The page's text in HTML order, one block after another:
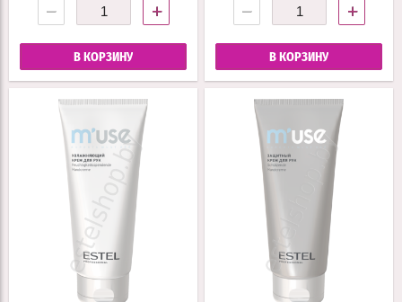
− +
В КОРЗИНУ
− +
В КОРЗИНУ